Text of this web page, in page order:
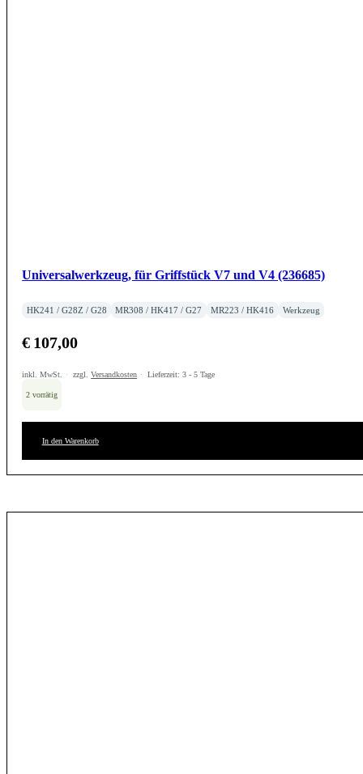
Universalwerkzeug, für Griffstück V7 und V4 (236685)
HK241 / G28Z / G28 MR308 / HK417 / G27 MR223 / HK416 Werkzeug
€ 107,00
inkl. MwSt. zzgl.Versandkosten Lieferzeit:3 - 5 Tage
2 vorrätig
In den Warenkorb